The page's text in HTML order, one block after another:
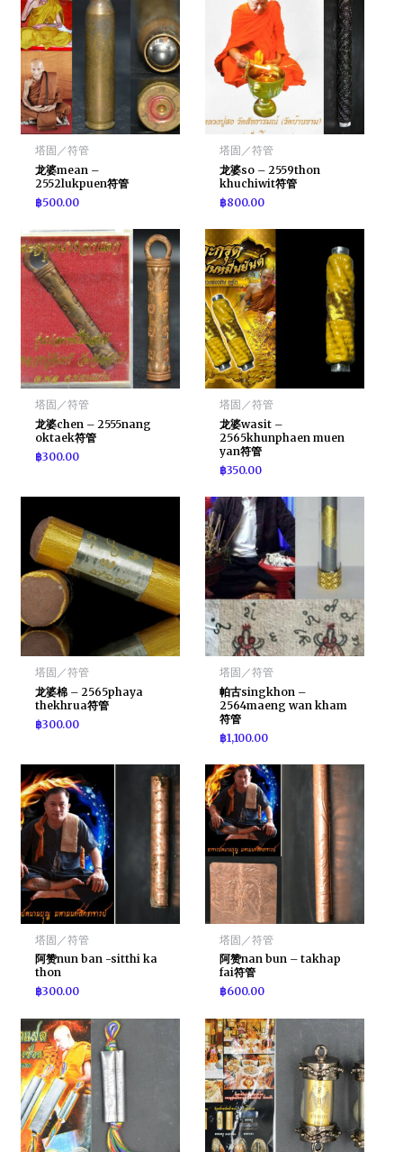
塔固／符管
龙婆mean –
2552lukpuen符管
฿500.00
塔固／符管
龙婆so – 2559thon
khuchiwit符管
฿800.00
塔固／符管
龙婆chen – 2555nang
oktaek符管
฿300.00
塔固／符管
龙婆wasit –
2565khunphaen muen
yan符管
฿350.00
塔固／符管
龙婆棉 – 2565phaya
thekhrua符管
฿300.00
塔固／符管
帕古singkhon –
2564maeng wan kham
符管
฿1,100.00
塔固／符管
阿赞nun ban -sitthi ka
thon
฿300.00
塔固／符管
阿赞nan bun – takhap
fai符管
฿600.00